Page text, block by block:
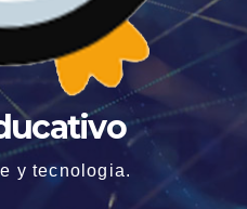
y tecnologia.